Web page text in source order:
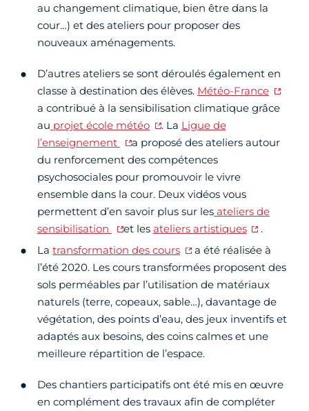
au changement climatique, bien être dans la
cour…) et des ateliers pour proposer des
nouveaux aménagements.
D’autres ateliers se sont déroulés également en
classe à destination des élèves. Météo-France
a contribué à la sensibilisation climatique grâce
au projet école météo . La Ligue de
l’enseignement
a proposé des ateliers autour
du renforcement des compétences
psychosociales pour promouvoir le vivre
ensemble dans la cour. Deux vidéos vous
permettent d’en savoir plus sur les ateliers de
sensibilisation
et les ateliers artistiques
.
La transformation des cours
a été réalisée à
l’été 2020. Les cours transformées proposent des
sols perméables par l’utilisation de matériaux
naturels (terre, copeaux, sable…), davantage de
végétation, des points d’eau, des jeux inventifs et
adaptés aux besoins, des coins calmes et une
meilleure répartition de l’espace.
Des chantiers participatifs ont été mis en œuvre
en complément des travaux afin de compléter